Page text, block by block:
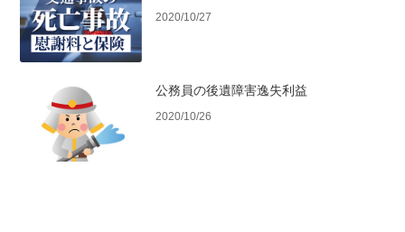
2020/10/27
公務員の後遺障害逸失利益
2020/10/26